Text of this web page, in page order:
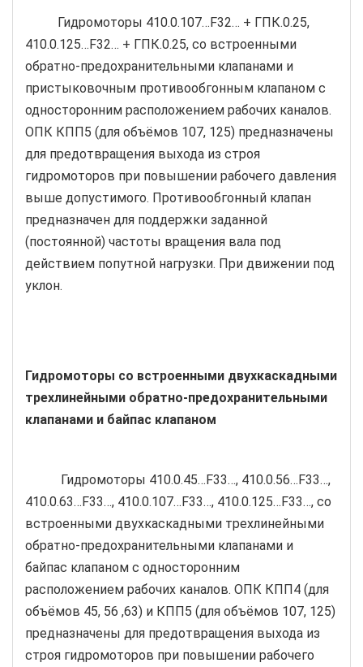
Гидромоторы 410.0.107…F32… + ГПК.0.25,
410.0.125…F32… + ГПК.0.25, со встроенными
обратно-предохранительными клапанами и
пристыковочным противообгонным клапаном с
односторонним расположением рабочих каналов.
ОПК КПП5 (для объёмов 107, 125) предназначены
для предотвращения выхода из строя
гидромоторов при повышении рабочего давления
выше допустимого. Противообгонный клапан
предназначен для поддержки заданной
(постоянной) частоты вращения вала под
действием попутной нагрузки. При движении под
уклон.
Гидромоторы со встроенными двухкаскадными
трехлинейными обратно-предохранительными
клапанами и байпас клапаном
Гидромоторы 410.0.45…F33…, 410.0.56…F33…,
410.0.63…F33…, 410.0.107…F33…, 410.0.125…F33…, со
встроенными двухкаскадными трехлинейными
обратно-предохранительными клапанами и
байпас клапаном с односторонним
расположением рабочих каналов. ОПК КПП4 (для
объёмов 45, 56 ,63) и КПП5 (для объёмов 107, 125)
предназначены для предотвращения выхода из
строя гидромоторов при повышении рабочего